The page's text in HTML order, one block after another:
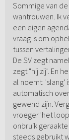
Sommige van
wantrouwen. Ik
een eigen
vraag is om
tussen
De SV zegt
zegt "hij zij". En
al noemt: 'slang'
automatisch
gewend zijn.
vroeger 'het
onbruik
steeds gebruikt